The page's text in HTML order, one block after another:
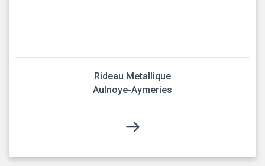
Rideau Metallique
Aulnoye-Aymeries